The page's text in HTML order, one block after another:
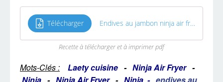
Télécharger Endives au jambon ninja air fryer
Recette à télécharger et à imprimer pdf
Mots-Clés : Laety cuisine - Ninja Air Fryer-
Ninja - Ninja Air Fryer- Ninja - endives au